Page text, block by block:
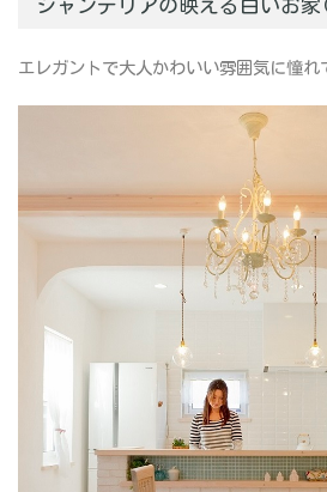
シャンデリアの映える白いお
エレガントで大人かわいい雰囲気に憧れ